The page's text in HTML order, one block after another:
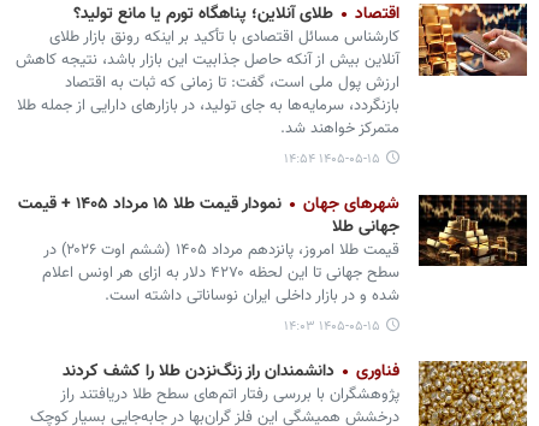
اقتصاد طلای آنلاین؛ پناهگاه تورم یا مانع تولید؟
کارشناس مسائل اقتصادی با تأکید بر اینکه رونق بازار طلای
آنلاین بیش از آنکه حاصل جذابیت این بازار باشد، نتیجه کاهش
ارزش پول ملی است، گفت: تا زمانی که ثبات به اقتصاد
بازنگردد، سرمایه‌ها به جای تولید، در بازارهای دارایی از جمله طلا
متمرکز خواهند شد.
۱۴۰۵-۰۵-۱۵ ۱۴:۵۴
شهرهای جهان
نمودار قیمت طلا ۱۵ مرداد ۱۴۰۵ + قیمت
جهانی طلا
قیمت طلا امروز، پانزدهم مرداد ۱۴۰۵ (‌ششم اوت ۲۰۲۶) در
سطح جهانی تا این لحظه ۴۲۷۰ دلار به ازای هر اونس اعلام
شده و در بازار داخلی ایران نوساناتی داشته است.
۱۴۰۵-۰۵-۱۵ ۱۴:۰۳
فناوری دانشمندان راز زنگ‌نزدن طلا را کشف کردند
پژوهشگران با بررسی رفتار اتم‌های سطح طلا دریافتند راز
درخشش همیشگی این فلز گران‌بها در جابه‌جایی بسیار کوچک